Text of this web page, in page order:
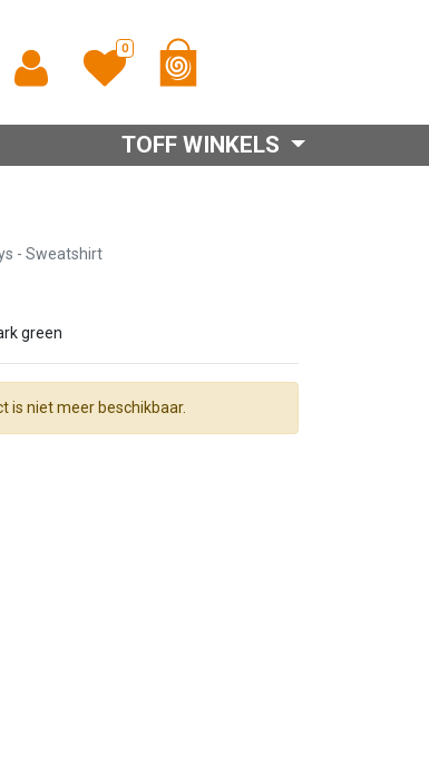
0
TOFF WINKELS
- Sweatshirt
green
is niet meer beschikbaar.